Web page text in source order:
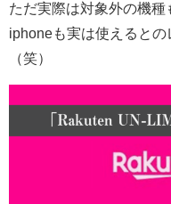
ただ実際は対象外の機種
iphoneも実は使えると
（笑）